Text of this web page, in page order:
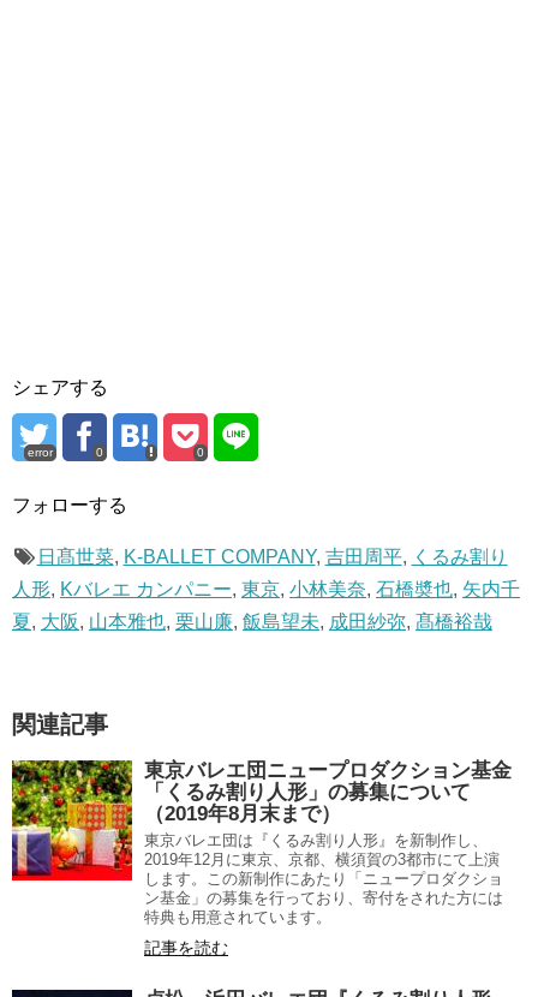
シェアする
error 0 0
フォローする
日髙世菜, K-BALLET COMPANY, 吉田周平, くるみ割り
人形, Kバレエ カンパニー, 東京, 小林美奈, 石橋奬也, 矢内千
夏, 大阪, 山本雅也, 栗山廉, 飯島望未, 成田紗弥, 髙橋裕哉
関連記事
東京バレエ団ニュープロダクション基金
「くるみ割り人形」の募集について
（2019年8月末まで）
東京バレエ団は『くるみ割り人形』を新制作し、
2019年12月に東京、京都、横須賀の3都市にて上演
します。この新制作にあたり「ニュープロダクショ
ン基金」の募集を行っており、寄付をされた方には
特典も用意されています。
記事を読む